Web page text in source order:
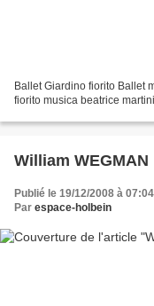
Ballet Giardino fiorito Ballet
fiorito musica beatrice martini
William WEGMAN
Publié le 19/12/2008 à 07:04
Par espace-holbein